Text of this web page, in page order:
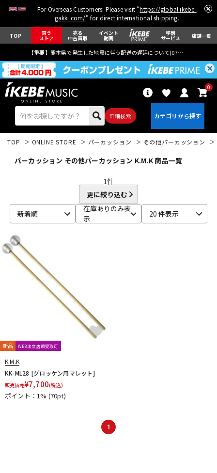
For Overseas Customers: Please visit "https://global.ikebe-
gakki.com/" for direct international shipping.
TOP 買う
ストア
売る
中古買取
イベント
動画
学割
サービス 店舗一覧
【重要】熊本県で発生した地震に伴う配送の遅延について(07月29日
詳細検索
0
ドラム
キーボード
アンプ
TOP ONLINE STORE パーカッション その他パーカッション
パーカッション その他パーカッション K.M.K 商品一覧
1件
更に絞り込む
新着順
在庫ありのみ表
示
20 件表示
新品 WEB注文店頭受取可
K.M.K
KK-ML28 [グロッケン用マレット]
販売価格¥7,700(税込)
ポイント：1% (70pt)
1